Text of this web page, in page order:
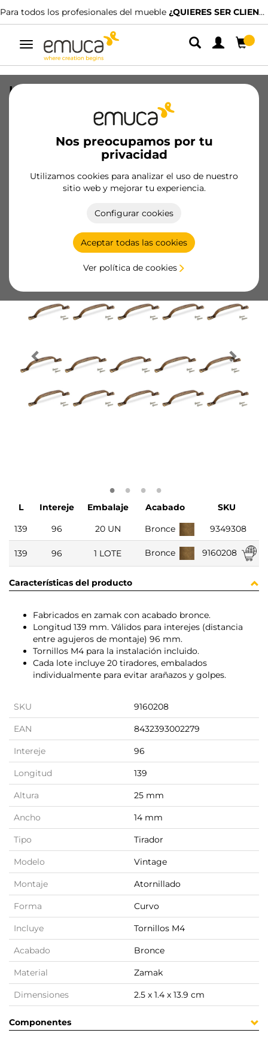
Para todos los profesionales del mueble ¿QUIERES SER CLIENTE?
Alternar
navegación
Nos preocupamos por tu
privacidad
Utilizamos cookies para analizar el uso de nuestro
sitio web y mejorar tu experiencia.
Configurar cookies
Aceptar todas las cookies
Ver política de cookies
Lote de 20 tiradores para mueble
Nairobi, L139mm, intereje 96mm,
Zamak, Bronce
9160208/EAN 8432393002279
Hazte cliente
Ficha de producto
L Intereje Embalaje Acabado
SKU
139
96 20 UN Bronce 9349308
139 96 1 LOTE Bronce 9160208
Características del producto
Fabricados en zamak con acabado bronce.
Longitud 139 mm. Válidos para interejes (distancia
entre agujeros de montaje) 96 mm.
Tornillos M4 para la instalación incluido.
Cada lote incluye 20 tiradores, embalados
individualmente para evitar arañazos y golpes.
SKU 9160208
EAN 8432393002279
Intereje 96
Longitud 139
Altura 25 mm
Ancho 14 mm
Tipo Tirador
Modelo Vintage
Montaje Atornillado
Forma Curvo
Incluye Tornillos M4
Acabado Bronce
Material Zamak
Dimensiones 2.5 x 1.4 x 13.9 cm
Componentes